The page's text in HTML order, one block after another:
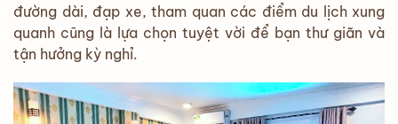
đường dài, đạp xe, tham quan các điểm du lịch xung
quanh cũng là lựa chọn tuyệt vời để bạn thư giãn và
tận hưởng kỳ nghỉ.